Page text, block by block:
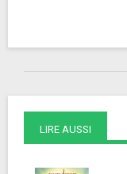
LIRE AUSSI